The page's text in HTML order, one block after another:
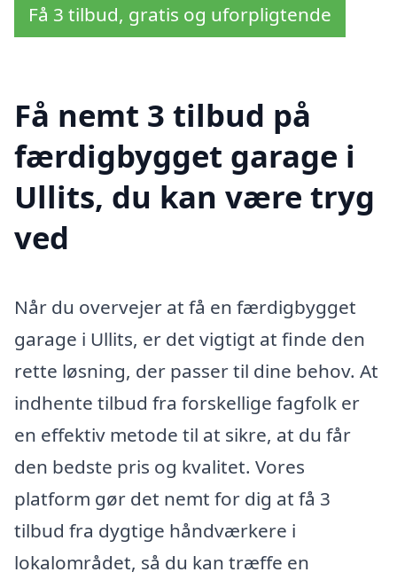
Få 3 tilbud, gratis og uforpligtende
Få nemt 3 tilbud på
færdigbygget garage i
Ullits, du kan være tryg
ved
Når du overvejer at få en færdigbygget
garage i Ullits, er det vigtigt at finde den
rette løsning, der passer til dine behov. At
indhente tilbud fra forskellige fagfolk er
en effektiv metode til at sikre, at du får
den bedste pris og kvalitet. Vores
platform gør det nemt for dig at få 3
tilbud fra dygtige håndværkere i
lokalområdet, så du kan træffe en